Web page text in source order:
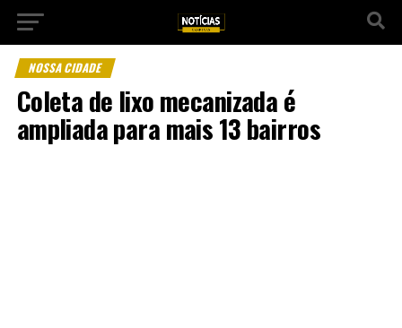
NOSSA CIDADE
Coleta de lixo mecanizada é
ampliada para mais 13 bairros